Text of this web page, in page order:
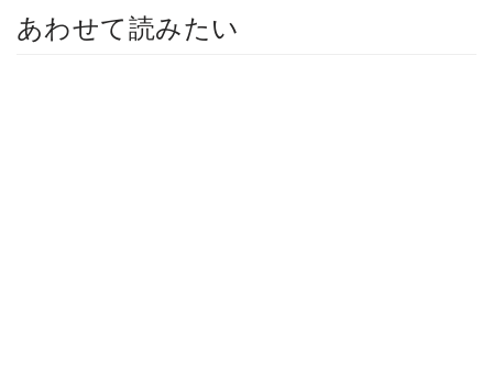
あわせて読みたい